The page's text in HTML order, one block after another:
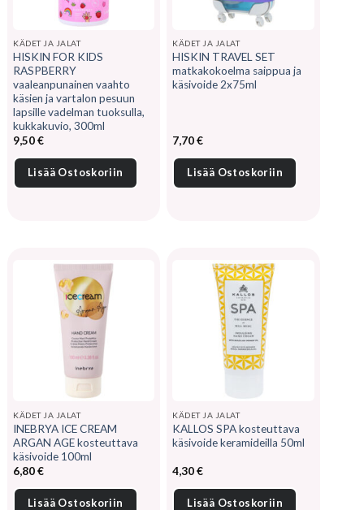
KÄDET JA JALAT
HISKIN FOR KIDS
RASPBERRY
vaaleanpunainen vaahto
käsien ja vartalon pesuun
lapsille vadelman tuoksulla,
kukkakuvio, 300ml
9,50€
Lisää Ostoskoriin
KÄDET JA JALAT
HISKIN TRAVEL SET
matkakokoelma saippua ja
käsivoide 2x75ml
7,70€
Lisää Ostoskoriin
KÄDET JA JALAT
INEBRYA ICE CREAM
ARGAN AGE kosteuttava
käsivoide 100ml
6,80€
Lisää Ostoskoriin
KÄDET JA JALAT
KALLOS SPA kosteuttava
käsivoide keramideilla 50ml
4,30€
Lisää Ostoskoriin